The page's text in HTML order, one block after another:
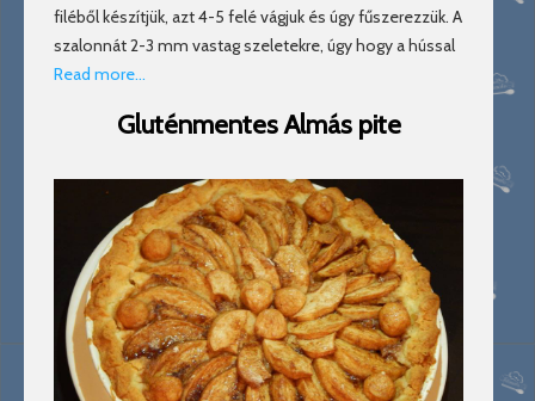
filéből készítjük, azt 4-5 felé vágjuk és úgy fűszerezzük. A
szalonnát 2-3 mm vastag szeletekre, úgy hogy a hússal
Read more…
Gluténmentes Almás pite